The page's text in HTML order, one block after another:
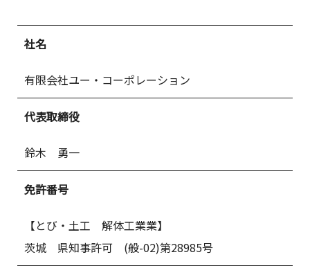
社名
有限会社ユー・コーポレーション
代表取締役
鈴木 勇一
免許番号
【とび・土工 解体工業業】
茨城 県知事許可 (般-02)第28985号